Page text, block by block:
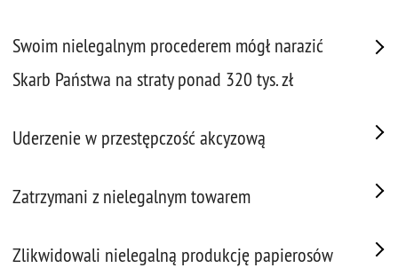
Swoim nielegalnym procederem mógł narazić
Skarb Państwa na straty ponad 320 tys. zł
Uderzenie w przestępczość akcyzową
Zatrzymani z nielegalnym towarem
Zlikwidowali nielegalną produkcję papierosów